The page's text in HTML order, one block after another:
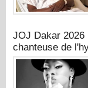
JOJ Dakar
chanteuse de